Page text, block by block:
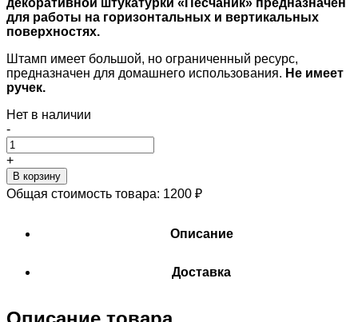
декоративной штукатурки «Песчаник» предназначен
для работы на горизонтальных и вертикальных
поверхностях.
Штамп имеет большой, но ограниченный ресурс,
предназначен для домашнего использования. Не имеет
ручек.
Нет в наличии
-
+
В корзину
Общая стоимость товара: 1200 ₽
Описание
Доставка